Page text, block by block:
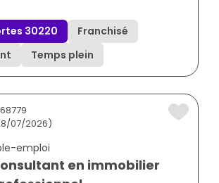
30220
Franchisé
Temps plein
07/2026)
emploi
en immobilier